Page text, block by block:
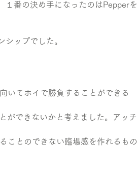
１番の決め手になったのはPepperを
ップでした。
いてホイで勝負することができる
ができないかと考えました。アッチ
ことのできない臨場感を作れるもの